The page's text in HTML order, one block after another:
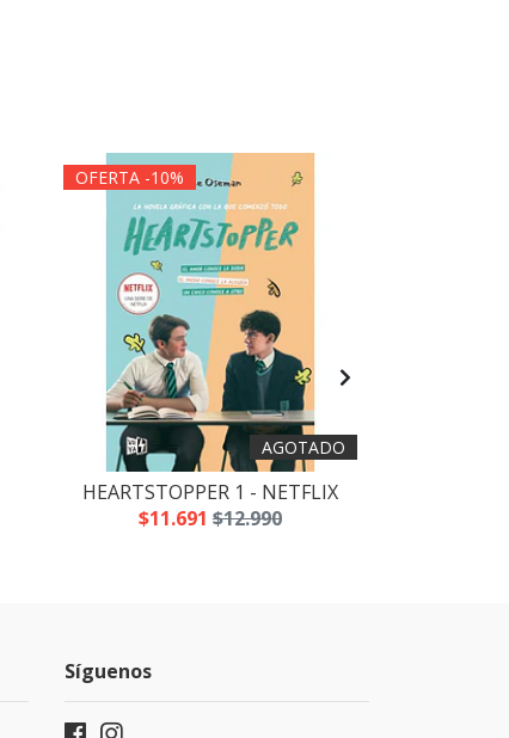
OFERTA -10%
AGOTADO
HEARTSTOPPER 1 - NETFLIX
$11.691 $12.990
Síguenos